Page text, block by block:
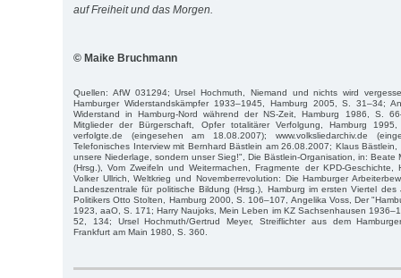
auf Freiheit und das Morgen.
© Maike Bruchmann
Quellen: AfW 031294; Ursel Hochmuth, Niemand und nichts wird
Hamburger Widerstandskämpfer 1933–1945, Hamburg 2005, S. 31–34;
Widerstand in Hamburg-Nord während der NS-Zeit, Hamburg 1986, S.
Mitglieder der Bürgerschaft, Opfer totalitärer Verfolgung, Hamburg
verfolgte.de (eingesehen am 18.08.2007); www.volksliedarchiv.de
Telefonisches Interview mit Bernhard Bästlein am 26.08.2007; Klaus Bästlein,
unsere Niederlage, sondern unser Sieg!", Die Bästlein-Organisation, in: Beate
(Hrsg.), Vom Zweifeln und Weitermachen, Fragmente der KPD-
Volker Ullrich, Weltkrieg und Novemberrevolution: Die Hamburger
Landeszentrale für politische Bildung (Hrsg.), Hamburg im ersten Viertel
Politikers Otto Stolten, Hamburg 2000, S. 106–107, Angelika Voss, Der
1923, aaO, S. 171; Harry Naujoks, Mein Leben im KZ Sachsenhausen
52, 134; Ursel Hochmuth/Gertrud Meyer, Streiflichter aus dem
Frankfurt am Main 1980, S. 360.